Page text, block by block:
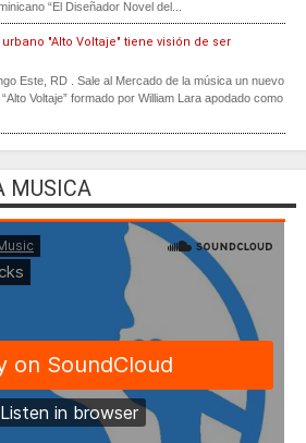
“El Diseñador Novel del...
urbano "Alto Voltaje" tiene visión de ser
Este, RD . Sale al Mercado de la música un nuevo
Voltaje” formado por William Lara apodado como
MUSICA